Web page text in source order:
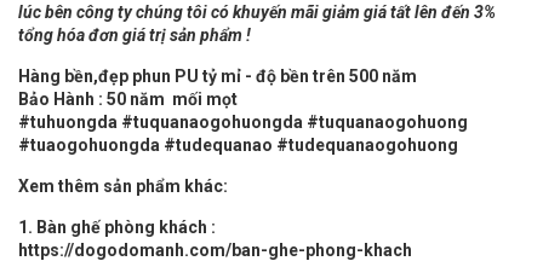
lúc bên công ty chúng tôi có khuyến mãi giảm giá tất lên đến 3%
tổng hóa đơn giá trị sản phẩm !
Hàng bền,đẹp phun PU tỷ mỉ - độ bền trên 500 năm
Bảo Hành : 50 năm mối mọt
#tuhuongda #tuquanaogohuongda #tuquanaogohuong
#tuaogohuongda #tudequanao #tudequanaogohuong
Xem thêm sản phẩm khác:
1. Bàn ghế phòng khách :
https://dogodomanh.com/ban-ghe-phong-khach